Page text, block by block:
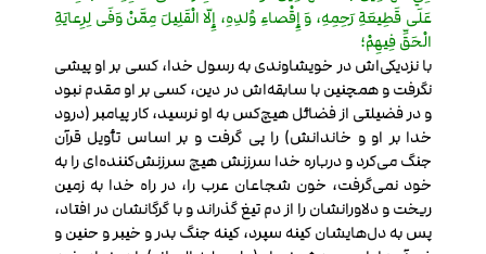
عَلَى قَطِيعَةِ رَحِمِهِ، وَ إِقْصاءِ وُلدِهِ، إِلّا الْقَلِيلَ مِمَّنْ وَفَى لِرِعايَةِ
الْحَقِّ فِيهِمْ؛
با نزدیکی‌اش در خویشاوندی به رسول خدا، کسی بر او پیشی
نگرفت و همچنین با سابقه‌اش در دین، کسی بر او مقدم نبود
و در فضیلتی از فضائل هیچ‌کس به او نرسید، کار پیامبر (درود
خدا بر او و خاندانش) را پی گرفت و بر اساس تأویل قرآن
جنگ می‌کرد و درباره خدا سرزنش هیچ سرزنش‌کننده‌ای را به
خود نمی‌گرفت، خون شجاعان عرب را، در راه خدا به زمین
ریخت و دلاورانشان را از دم تیغ گذراند و با گرگانشان در افتاد،
پس به دل‌هایشان کینه سپرد، کینه جنگ بدر و خیبر و حنین و